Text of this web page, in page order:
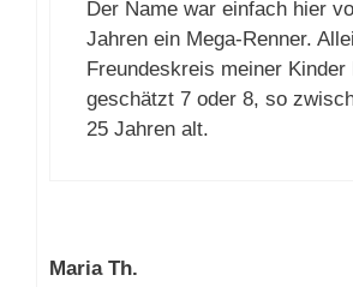
Der Name war einfach hier
Jahren ein Mega-Renner.
Freundeskreis meiner Kinder
geschätzt 7 oder 8, so
25 Jahren alt.
Maria Th.